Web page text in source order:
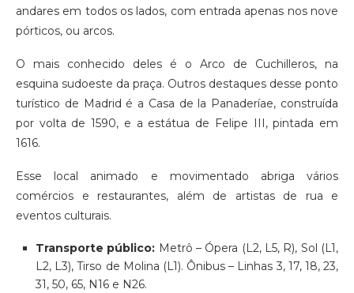
andares em todos os lados, com entrada apenas nos nove
pórticos, ou arcos.
O mais conhecido deles é o Arco de Cuchilleros, na
esquina sudoeste da praça. Outros destaques desse ponto
turístico de Madrid é a Casa de la Panaderíae, construída
por volta de 1590, e a estátua de Felipe III, pintada em
1616.
Esse local animado e movimentado abriga vários
comércios e restaurantes, além de artistas de rua e
eventos culturais.
Transporte público: Metrô – Ópera (L2, L5, R), Sol (L1,
L2, L3), Tirso de Molina (L1). Ônibus – Linhas 3, 17, 18, 23,
31, 50, 65, N16 e N26.